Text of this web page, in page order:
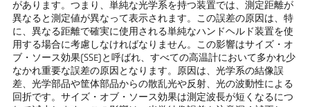
があります。つまり、単純な光学系を持つ装置では、測定距離が
異なると測定値が異なって表示されます。この誤差の原因は、特
に、異なる距離で確実に使用される単純なハンドヘルド装置を使
用する場合に考慮しなければなりません。この影響はサイズ・オ
ブ・ソース効果(SSE)と呼ばれ、すべての高温計において多かれ少
なかれ重要な誤差の原因となります。原因は、光学系の結像誤
差、光学部品や筐体部品からの散乱光や反射、光の波動性による
回折です。サイズ・オブ・ソース効果は測定波長が短くなるにつ